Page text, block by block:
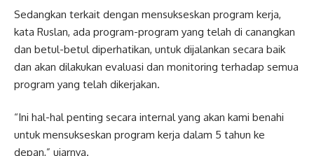
Sedangkan terkait dengan mensukseskan program kerja,
kata Ruslan, ada program-program yang telah di canangkan
dan betul-betul diperhatikan, untuk dijalankan secara baik
dan akan dilakukan evaluasi dan monitoring terhadap semua
program yang telah dikerjakan.
“Ini hal-hal penting secara internal yang akan kami benahi
untuk mensukseskan program kerja dalam 5 tahun ke
depan,” ujarnya.